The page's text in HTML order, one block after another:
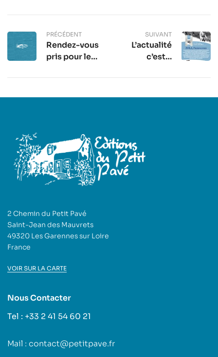
PRÉCÉDENT
Rendez-vous
pris pour le
octobre
SUIVANT
L’actualité
c’est Z
2 Chemin du Petit Pavé
Saint-Jean des Mauvrets
49320 Les Garennes sur Loire
France
VOIR SUR LA CARTE
Nous Contacter
Tel : +33 2 41 54 60 21
Mail : contact@petitpave.fr